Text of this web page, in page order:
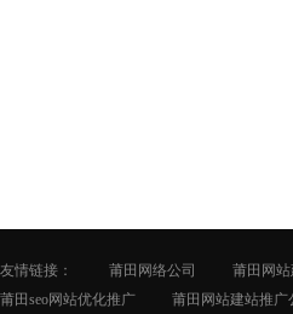
友情链接： 莆田网络公司 莆田网
莆田seo网站优化推广
莆田网站建站推广